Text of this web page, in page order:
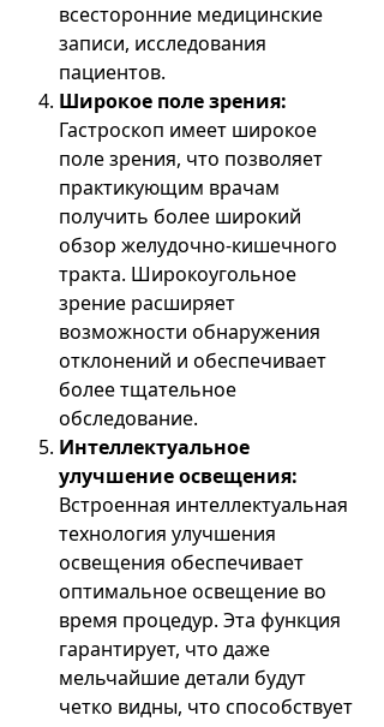
всесторонние медицинские
записи, исследования
пациентов.
Широкое поле зрения:
Гастроскоп имеет широкое
поле зрения, что позволяет
практикующим врачам
получить более широкий
обзор желудочно-кишечного
тракта. Широкоугольное
зрение расширяет
возможности обнаружения
отклонений и обеспечивает
более тщательное
обследование.
Интеллектуальное
улучшение освещения:
Встроенная интеллектуальная
технология улучшения
освещения обеспечивает
оптимальное освещение во
время процедур. Эта функция
гарантирует, что даже
мельчайшие детали будут
четко видны, что способствует